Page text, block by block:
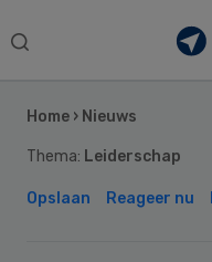
Search
Home › Nieuws
Thema: Leiderschap
Opslaan Reageer nu
Sidebar